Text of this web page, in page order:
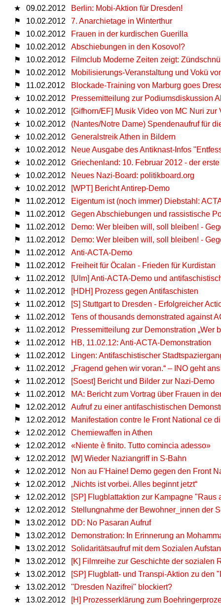
★
09.02.2012
Berlin: Mobi-Aktion für Dresden!
⚑
10.02.2012
7. Anarchietage in Winterthur
⚑
10.02.2012
Frauen in der kurdischen Guerilla
⚑
10.02.2012
Abschiebungen in den Kosovo!?
⚑
10.02.2012
Filmclub Moderne Zeiten zeigt:
⚑
10.02.2012
Mo­bi­li­sie­rungs-​Ver­an­stal­tung und Vokü
⚑
11.02.2012
Blo­cka­de-​Trai­ning von Marburg goes
★
10.02.2012
Pressemitteilung zur Podiumsdiskussion
★
10.02.2012
[Gifhorn/EF] Musik Video von MC Nuri
★
10.02.2012
(Nantes/Notre Dame) Spendenaufruf für
★
10.02.2012
Generalstreik Athen in Bildern
★
10.02.2012
Neue Ausgabe des Antiknast-Infos
★
10.02.2012
Griechenland: 10. Februar 2012 - der
★
10.02.2012
Neues Nazi-Board: politikboard.org
★
10.02.2012
[WPT] Bericht Antirep-Demo
⚑
11.02.2012
Eigentum ist (noch immer) Diebstahl:
⚑
11.02.2012
Gegen Abschiebungen und rassistische
⚑
11.02.2012
Demo: Wer bleiben will, soll bleiben! -
⚑
11.02.2012
Demo: Wer bleiben will, soll bleiben! -
⚑
11.02.2012
Anti-ACTA-Demo
⚑
11.02.2012
Freiheit für Öcalan - Frieden für Kurdistan
★
11.02.2012
[Ulm] Anti-ACTA-Demo und
★
11.02.2012
[HDH] Prozess gegen Antifaschisten
★
11.02.2012
[S] Stuttgart to Dresden - Erfolgreicher
★
11.02.2012
Tens of thousands demonstrated against
★
11.02.2012
Pressemitteilung zur Demonstration „Wer
★
11.02.2012
HB, 11.02.12: Anti-ACTA-Demonstration
★
11.02.2012
Lingen: Antifaschistischer
★
11.02.2012
„Fragend gehen wir voran.“ – INO geht
★
11.02.2012
[Soest] Bericht und Bilder zur Nazi-Demo
★
11.02.2012
MA: Bericht zum Vortrag über Frauen in
⚑
12.02.2012
Aufruf zu einer antifaschistischen
⚑
12.02.2012
Manifestation contre le Front National ce
★
12.02.2012
Chemiewaffen in Athen
★
12.02.2012
«Niente è finito. Tutto comincia adesso»
★
12.02.2012
[W] Wieder Naziangriff in S-Bahn
★
12.02.2012
Non au F'Haine! Demo gegen den Front
★
12.02.2012
„Nichts ist vorbei. Alles beginnt jetzt“
★
12.02.2012
[SP] Flugblattaktion zur Kampagne "Raus
★
12.02.2012
Stellungnahme der Bewohner_innen der
⚑
13.02.2012
DD: No Pasaran Aufruf
⚑
13.02.2012
Demonstration: In Erinnerung an
⚑
13.02.2012
Solidaritätsaufruf mit dem Sozialen
⚑
13.02.2012
[K] Filmreihe zur Geschichte der sozialen
★
13.02.2012
[SP] Flugblatt- und Transpi-Aktion zu den
★
13.02.2012
"Dresden Nazifrei" blockiert?
★
13.02.2012
[H] Prozesserklärung zum